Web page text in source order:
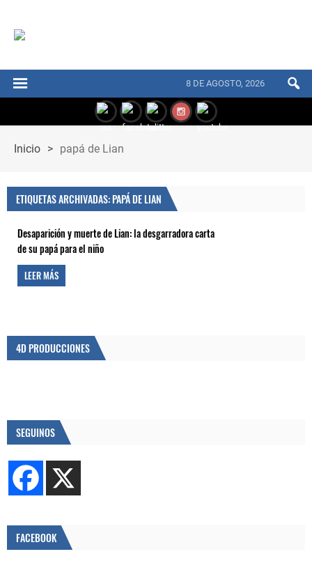
8 DE AGOSTO, 2026
Inicio > papá de Lian
ETIQUETAS ARCHIVADAS: PAPÁ DE LIAN
Desaparición y muerte de Lian: la desgarradora carta
de su papá para el niño
LEER MÁS
4D PRODUCCIONES
SEGUINOS
FACEBOOK